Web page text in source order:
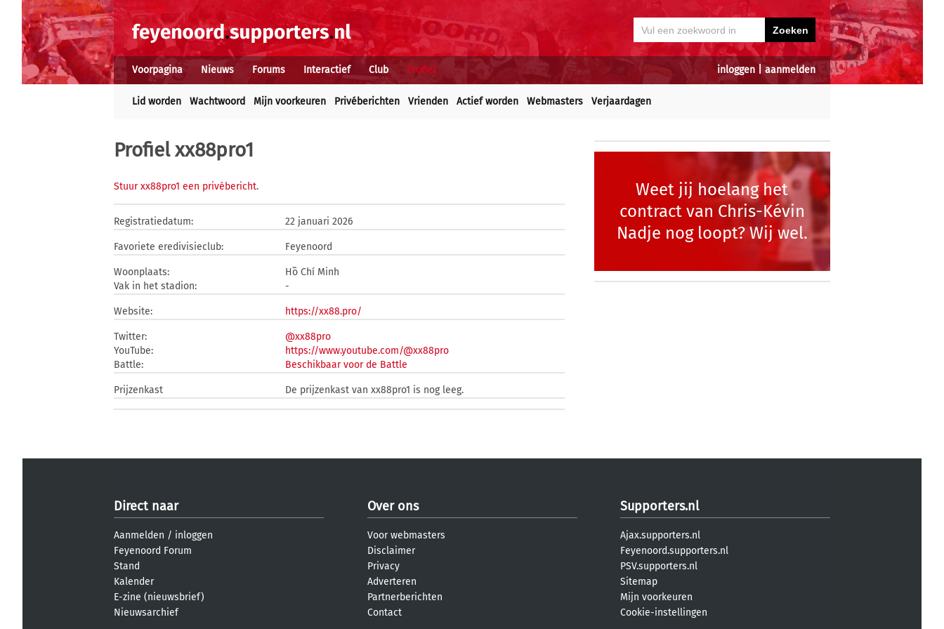
inloggen aanmelden
Voorpagina Nieuws Forums Interactief Club Profiel
Lid worden Wachtwoord Mijn voorkeuren Privéberichten Vrienden Actief worden Webmasters Verjaardagen
Profiel xx88pro1
Stuur xx88pro1 een privébericht.
Registratiedatum: 22 januari 2026
Favoriete eredivisieclub: Feyenoord
Woonplaats:
Hồ Chí Minh
Vak in het stadion:
-
Website: https://xx88.pro/
Twitter:
@xx88pro
YouTube:
https://www.youtube.com/@xx88pro
Battle:
Beschikbaar voor de Battle
Prijzenkast De prijzenkast van xx88pro1 is nog leeg.
Weet jij hoelang het
contract van Chris-Kévin
Nadje nog loopt? Wij wel.
Direct naar
Aanmelden / inloggen
Feyenoord Forum
Stand
Kalender
E-zine (nieuwsbrief)
Nieuwsarchief
Over ons
Voor webmasters
Disclaimer
Privacy
Adverteren
Partnerberichten
Contact
Supporters.nl
Ajax.supporters.nl
Feyenoord.supporters.nl
PSV.supporters.nl
Sitemap
Mijn voorkeuren
Cookie-instellingen